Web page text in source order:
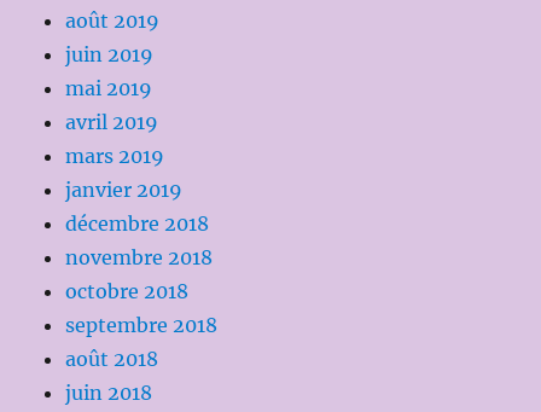
août 2019
juin 2019
mai 2019
avril 2019
mars 2019
janvier 2019
décembre 2018
novembre 2018
octobre 2018
septembre 2018
août 2018
juin 2018